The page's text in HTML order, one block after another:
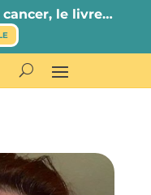
le livre…